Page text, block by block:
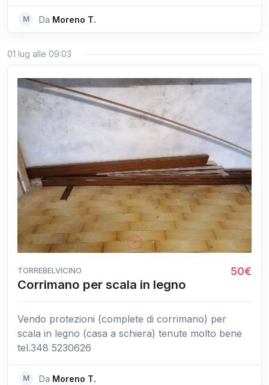
M Da Moreno T.
01 lug alle 09:03
TORREBELVICINO 50€
Corrimano per scala in legno
Vendo protezioni (complete di corrimano) per
scala in legno (casa a schiera) tenute molto bene
tel.348 5230626
M Da Moreno T.